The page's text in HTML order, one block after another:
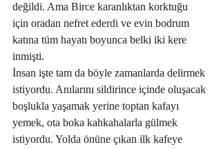
değildi. Ama Birce karanlıktan korktuğu
için oradan nefret ederdi ve evin bodrum
katına tüm hayatı boyunca belki iki kere
inmişti.
İnsan işte tam da böyle zamanlarda delirmek
istiyordu. Anılarını sildirince içinde oluşacak
boşlukla yaşamak yerine toptan kafayı
yemek, ota boka kahkahalarla gülmek
istiyordu. Yolda önüne çıkan ilk kafeye